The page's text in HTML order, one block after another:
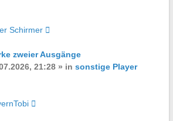
Schirmer
zweier Ausgänge
21:28» in sonstige Player